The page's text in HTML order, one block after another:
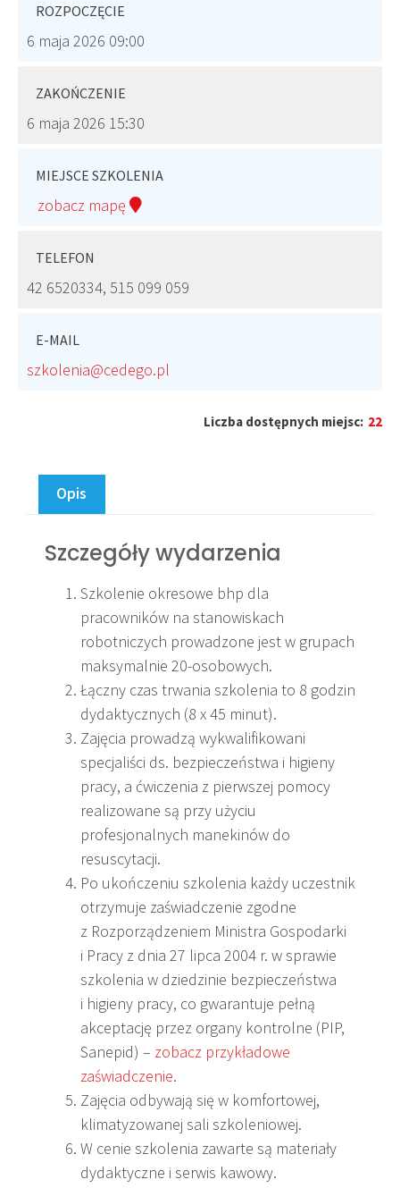
ROZPOCZĘCIE
6 maja 2026 09:00
ZAKOŃCZENIE
6 maja 2026 15:30
MIEJSCE SZKOLENIA
zobacz mapę
TELEFON
42 6520334, 515 099 059
E-MAIL
szkolenia@cedego.pl
Liczba dostępnych miejsc: 22
Opis
Szczegóły wydarzenia
Szkolenie okresowe bhp dla
pracowników na stanowiskach
robotniczych prowadzone jest w grupach
maksymalnie 20-osobowych.
Łączny czas trwania szkolenia to 8 godzin
dydaktycznych (8 x 45 minut).
Zajęcia prowadzą wykwalifikowani
specjaliści ds. bezpieczeństwa i higieny
pracy, a ćwiczenia z pierwszej pomocy
realizowane są przy użyciu
profesjonalnych manekinów do
resuscytacji.
Po ukończeniu szkolenia każdy uczestnik
otrzymuje zaświadczenie zgodne
z Rozporządzeniem Ministra Gospodarki
i Pracy z dnia 27 lipca 2004 r. w sprawie
szkolenia w dziedzinie bezpieczeństwa
i higieny pracy, co gwarantuje pełną
akceptację przez organy kontrolne (PIP,
Sanepid) – zobacz przykładowe
zaświadczenie.
Zajęcia odbywają się w komfortowej,
klimatyzowanej sali szkoleniowej.
W cenie szkolenia zawarte są materiały
dydaktyczne i serwis kawowy.